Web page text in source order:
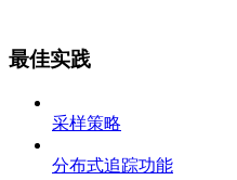
最佳实践
采样策略
分布式追踪功能